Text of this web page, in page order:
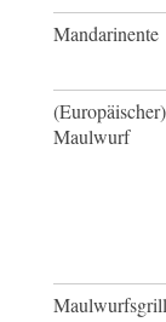
Mandarinente
(Europäischer)
Maulwurf